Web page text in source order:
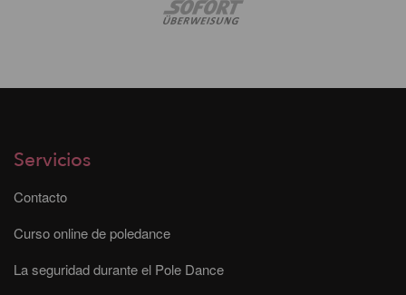
Servicios
Contacto
Curso online de poledance
La seguridad durante el Pole Dance